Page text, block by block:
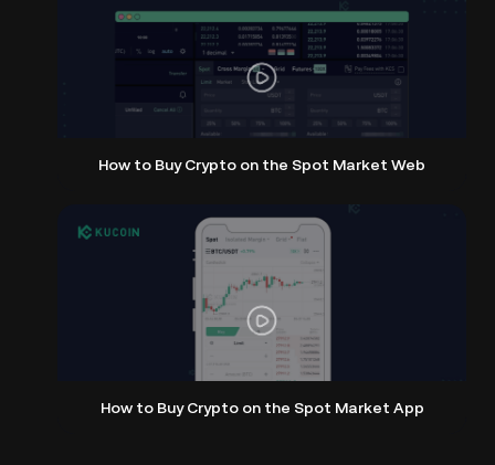
How to Buy Crypto on the Spot Market Web
How to Buy Crypto on the Spot Market App